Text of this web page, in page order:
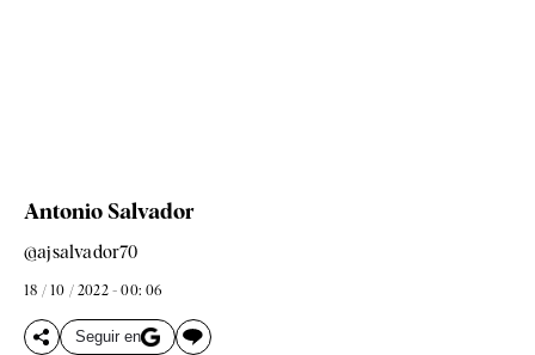
Antonio Salvador
@ajsalvador70
18 / 10 / 2022 - 00: 06
Seguir en